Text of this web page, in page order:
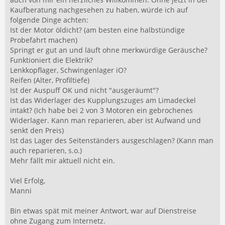
Kaufberatung nachgesehen zu haben, würde ich auf
folgende Dinge achten:
Ist der Motor öldicht? (am besten eine halbstündige
Probefahrt machen)
Springt er gut an und läuft ohne merkwürdige Geräusche?
Funktioniert die Elektrik?
Lenkkopflager, Schwingenlager iO?
Reifen (Alter, Profiltiefe)
Ist der Auspuff OK und nicht "ausgeräumt"?
Ist das Widerlager des Kupplungszuges am Limadeckel
intakt? (Ich habe bei 2 von 3 Motoren ein gebrochenes
Widerlager. Kann man reparieren, aber ist Aufwand und
senkt den Preis)
Ist das Lager des Seitenständers ausgeschlagen? (Kann man
auch reparieren, s.o.)
Mehr fällt mir aktuell nicht ein.
Viel Erfolg,
Manni
Bin etwas spät mit meiner Antwort, war auf Dienstreise
ohne Zugang zum Internetz.